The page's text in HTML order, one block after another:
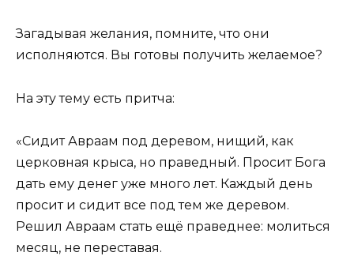
Загадывая желания, помните, что они
исполняются. Вы готовы получить желаемое?
На эту тему есть притча:
«Сидит Авраам под деревом, нищий, как
церковная крыса, но праведный. Просит Бога
дать ему денег уже много лет. Каждый день
просит и сидит все под тем же деревом.
Решил Авраам стать ещё праведнее: молиться
месяц, не переставая.